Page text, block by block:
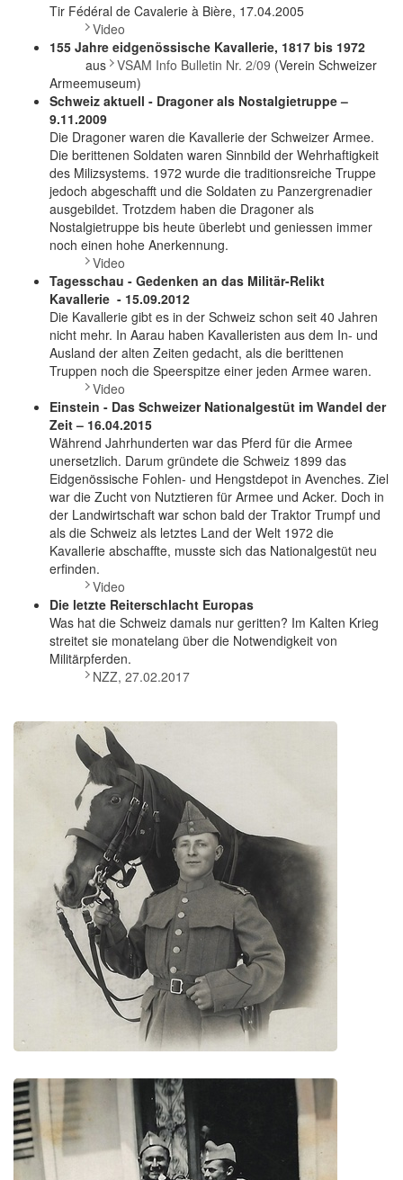
Tir Fédéral de Cavalerie à Bière, 17.04.2005
Video
155 Jahre eidgenössische Kavallerie, 1817 bis 1972
aus VSAM Info Bulletin Nr. 2/09 (Verein Schweizer
Armeemuseum)
Schweiz aktuell - Dragoner als Nostalgietruppe –
9.11.2009
Die Dragoner waren die Kavallerie der Schweizer Armee.
Die berittenen Soldaten waren Sinnbild der Wehrhaftigkeit
des Milizsystems. 1972 wurde die traditionsreiche Truppe
jedoch abgeschafft und die Soldaten zu Panzergrenadier
ausgebildet. Trotzdem haben die Dragoner als
Nostalgietruppe bis heute überlebt und geniessen immer
noch einen hohe Anerkennung.
Video
Tagesschau - Gedenken an das Militär-Relikt
Kavallerie - 15.09.2012
Die Kavallerie gibt es in der Schweiz schon seit 40 Jahren
nicht mehr. In Aarau haben Kavalleristen aus dem In- und
Ausland der alten Zeiten gedacht, als die berittenen
Truppen noch die Speerspitze einer jeden Armee waren.
Video
Einstein - Das Schweizer Nationalgestüt im Wandel der
Zeit – 16.04.2015
Während Jahrhunderten war das Pferd für die Armee
unersetzlich. Darum gründete die Schweiz 1899 das
Eidgenössische Fohlen- und Hengstdepot in Avenches. Ziel
war die Zucht von Nutztieren für Armee und Acker. Doch in
der Landwirtschaft war schon bald der Traktor Trumpf und
als die Schweiz als letztes Land der Welt 1972 die
Kavallerie abschaffte, musste sich das Nationalgestüt neu
erfinden.
Video
Die letzte Reiterschlacht Europas
Was hat die Schweiz damals nur geritten? Im Kalten Krieg
streitet sie monatelang über die Notwendigkeit von
Militärpferden.
NZZ, 27.02.2017